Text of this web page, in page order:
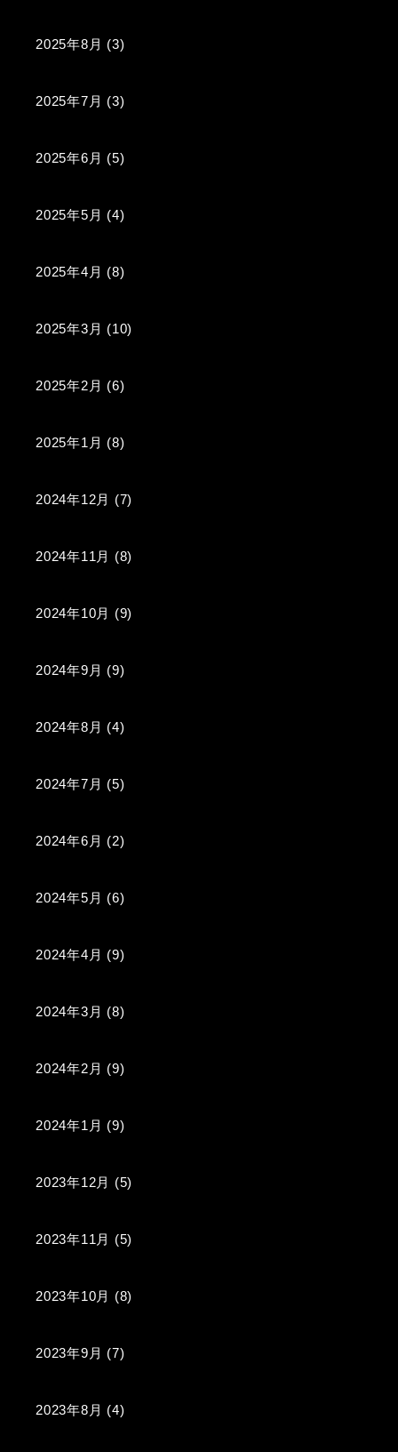
2025年8月 (3)
2025年7月 (3)
2025年6月 (5)
2025年5月 (4)
2025年4月 (8)
2025年3月 (10)
2025年2月 (6)
2025年1月 (8)
2024年12月 (7)
2024年11月 (8)
2024年10月 (9)
2024年9月 (9)
2024年8月 (4)
2024年7月 (5)
2024年6月 (2)
2024年5月 (6)
2024年4月 (9)
2024年3月 (8)
2024年2月 (9)
2024年1月 (9)
2023年12月 (5)
2023年11月 (5)
2023年10月 (8)
2023年9月 (7)
2023年8月 (4)